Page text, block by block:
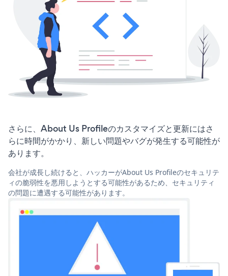
さらに、About Us Profileのカスタマイズと更新にはさ
らに時間がかかり、新しい問題やバグが発生する可能性が
あります。
会社が成長し続けると、ハッカーがAbout Us Profileのセキュリテ
ィの脆弱性を悪用しようとする可能性があるため、セキュリティ
の問題に遭遇する可能性があります。